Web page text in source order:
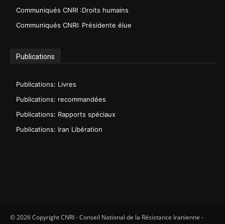
Communiqués CNRI :Droits humains
Communiqués CNRI: Présidente élue
Publications
Publications: Livres
Publications: recommandées
Publications: Rapports spéciaux
Publications: Iran Libération
© 2026 Copyright CNRI - Conseil National de la Résistance Iranienne -